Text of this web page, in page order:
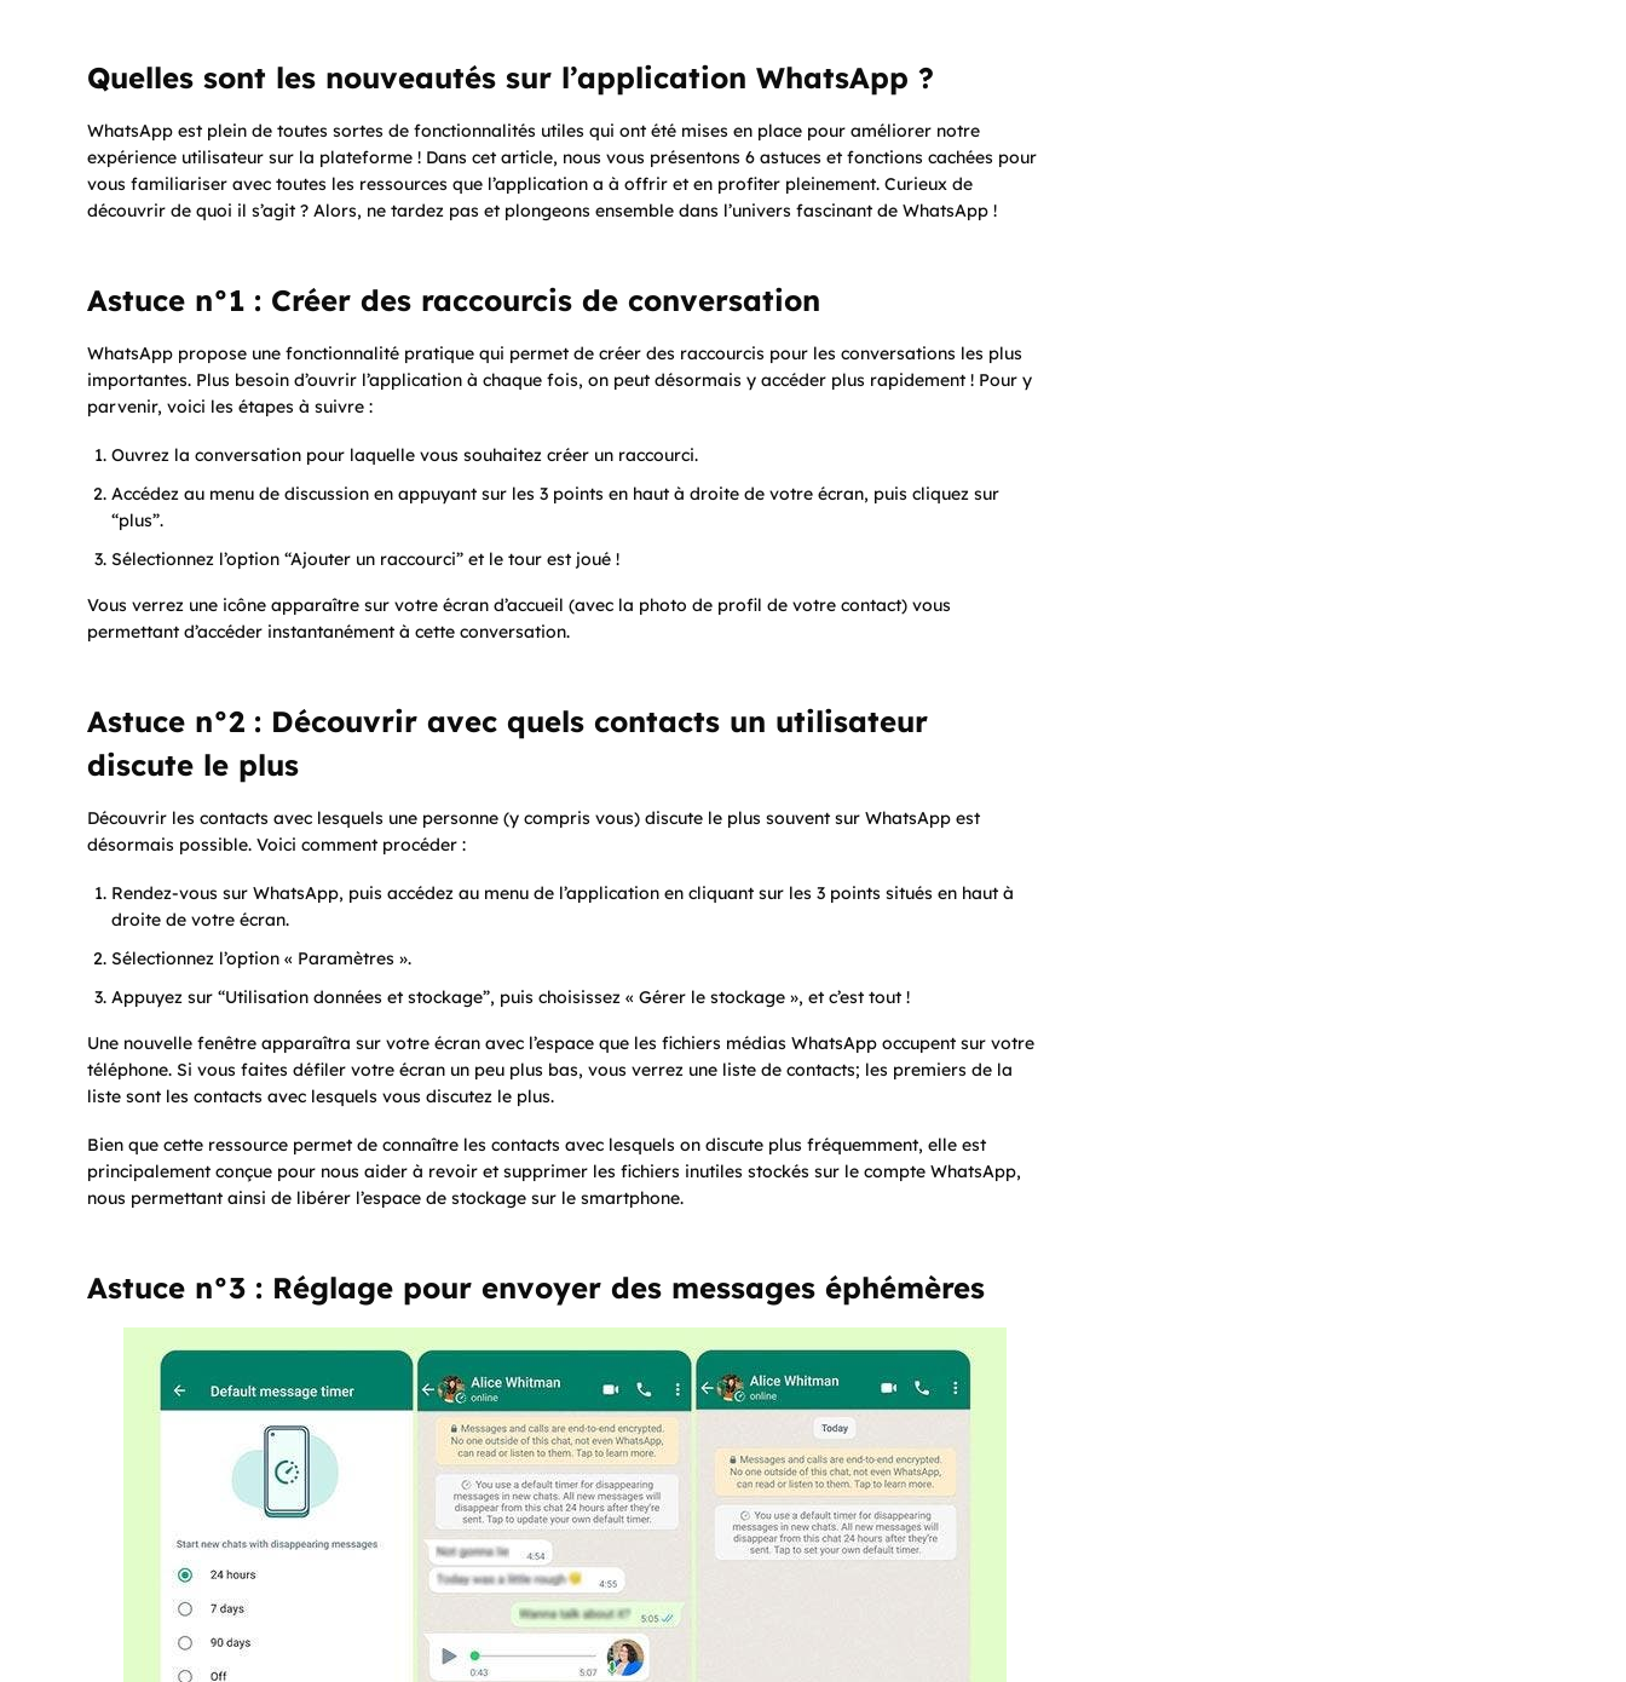
Quelles sont les nouveautés sur l’application WhatsApp ?
WhatsApp est plein de toutes sortes de fonctionnalités utiles qui ont été mises en place pour améliorer notre
expérience utilisateur sur la plateforme ! Dans cet article, nous vous présentons 6 astuces et fonctions cachées pour
vous familiariser avec toutes les ressources que l’application a à offrir et en profiter pleinement. Curieux de
découvrir de quoi il s’agit ? Alors, ne tardez pas et plongeons ensemble dans l’univers fascinant de WhatsApp !
Astuce n°1 : Créer des raccourcis de conversation
WhatsApp propose une fonctionnalité pratique qui permet de créer des raccourcis pour les conversations les plus
importantes. Plus besoin d’ouvrir l’application à chaque fois, on peut désormais y accéder plus rapidement ! Pour y
parvenir, voici les étapes à suivre :
Ouvrez la conversation pour laquelle vous souhaitez créer un raccourci.
Accédez au menu de discussion en appuyant sur les 3 points en haut à droite de votre écran, puis cliquez sur
“plus”.
Sélectionnez l’option “Ajouter un raccourci” et le tour est joué !
Vous verrez une icône apparaître sur votre écran d’accueil (avec la photo de profil de votre contact) vous
permettant d’accéder instantanément à cette conversation.
Astuce n°2 : Découvrir avec quels contacts un utilisateur
discute le plus
Découvrir les contacts avec lesquels une personne (y compris vous) discute le plus souvent sur WhatsApp est
désormais possible. Voici comment procéder :
Rendez-vous sur WhatsApp, puis accédez au menu de l’application en cliquant sur les 3 points situés en haut à
droite de votre écran.
Sélectionnez l’option « Paramètres ».
Appuyez sur “Utilisation données et stockage”, puis choisissez « Gérer le stockage », et c’est tout !
Une nouvelle fenêtre apparaîtra sur votre écran avec l’espace que les fichiers médias WhatsApp occupent sur votre
téléphone. Si vous faites défiler votre écran un peu plus bas, vous verrez une liste de contacts; les premiers de la
liste sont les contacts avec lesquels vous discutez le plus.
Bien que cette ressource permet de connaître les contacts avec lesquels on discute plus fréquemment, elle est
principalement conçue pour nous aider à revoir et supprimer les fichiers inutiles stockés sur le compte WhatsApp,
nous permettant ainsi de libérer l’espace de stockage sur le smartphone.
Astuce n°3 : Réglage pour envoyer des messages éphémères